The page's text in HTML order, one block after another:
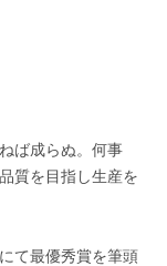
ば成らぬ。何事
質を目指し生産を
て最優秀賞を筆頭